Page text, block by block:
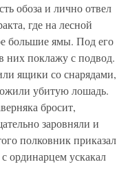
обоза и лично отвел
где на лесной
большие ямы. Под его
них поклажу с подвод.
ящики со снарядами,
убитую лошадь.
бросит,
заровняли и
полковник приказал
ординарцем ускакал